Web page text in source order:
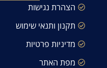
הצהרת נגישות
תקנון ותנאי שימוש
מדיניות פרטיות
מפת האתר